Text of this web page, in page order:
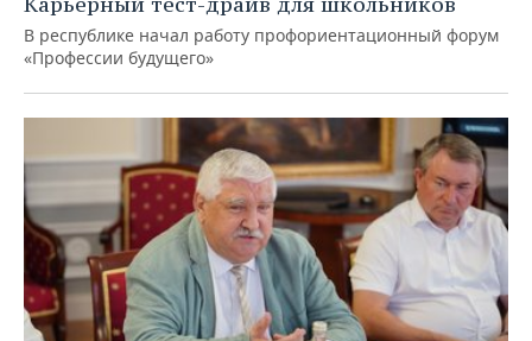
В республике начал работу профориентационный форум
«Профессии будущего»